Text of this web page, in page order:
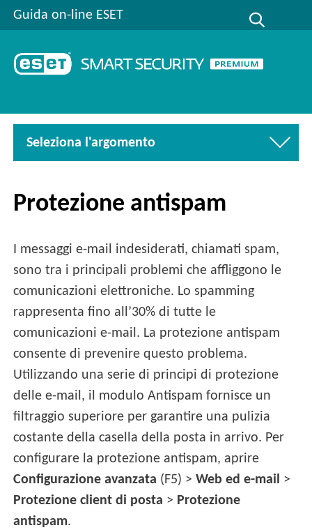
Guida on-line ESET
Seleziona l'argomento
Protezione antispam
I messaggi e-mail indesiderati, chiamati spam,
sono tra i principali problemi che affliggono le
comunicazioni elettroniche. Lo spamming
rappresenta fino all’30% di tutte le
comunicazioni e-mail. La protezione antispam
consente di prevenire questo problema.
Utilizzando una serie di principi di protezione
delle e-mail, il modulo Antispam fornisce un
filtraggio superiore per garantire una pulizia
costante della casella della posta in arrivo. Per
configurare la protezione antispam, aprire
Configurazione avanzata (F5) >Web ed e-mail >
Protezione client di posta > Protezione
antispam.